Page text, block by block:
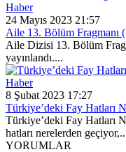
Haber
24 Mayıs 2023 21:57
Aile 13. Bölüm Fragmanı
Aile Dizisi 13. Bölüm
yayınlandı....
Haber
8 Şubat 2023 17:27
Türkiye’deki Fay Hatları
Türkiye’deki Fay Hatları
hatları nerelerden
YORUMLAR